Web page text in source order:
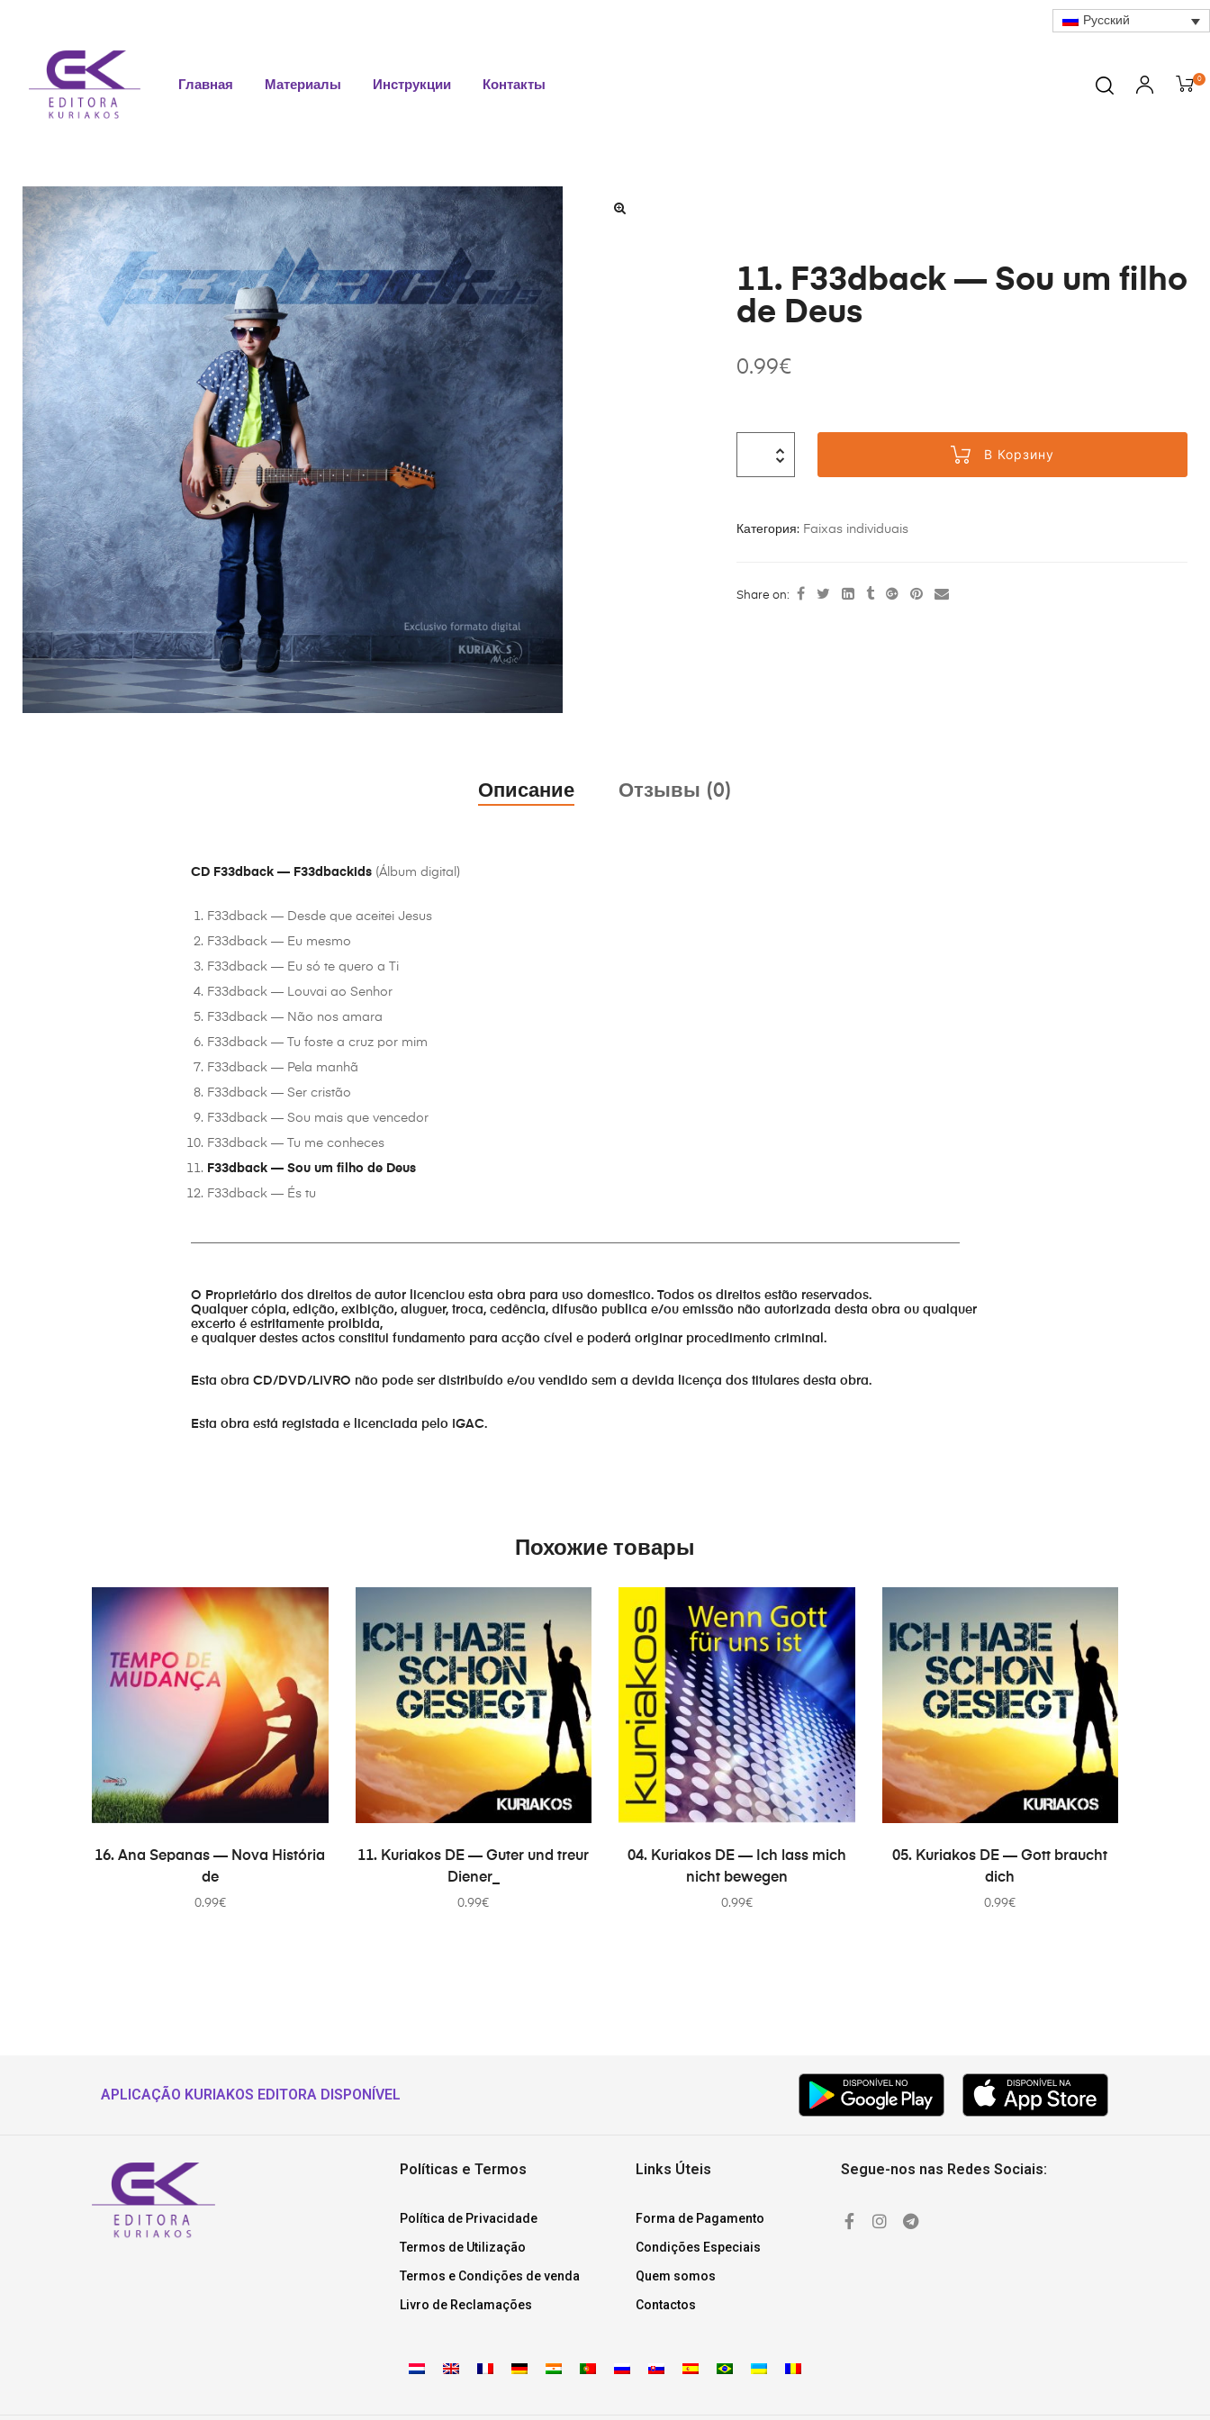
Русский
Главная Материалы Инструкции Контакты 0
11. F33dback — Sou um filho
de Deus
0.99€
В Корзину
Категория: Faixas individuais
Share on:
Описание Отзывы (0)
CD F33dback — F33dbackids (Álbum digital)
F33dback — Desde que aceitei Jesus
F33dback — Eu mesmo
F33dback — Eu só te quero a Ti
F33dback — Louvai ao Senhor
F33dback — Não nos amara
F33dback — Tu foste a cruz por mim
F33dback — Pela manhã
F33dback — Ser cristão
F33dback — Sou mais que vencedor
F33dback — Tu me conheces
F33dback — Sou um filho de Deus
F33dback — És tu
O Proprietário dos direitos de autor licenciou esta obra para uso domestico. Todos os direitos estão reservados.
Qualquer cópia, edição, exibição, aluguer, troca, cedência, difusão publica e/ou emissão não autorizada desta obra ou qualquer
excerto é estritamente proibida,
e qualquer destes actos constitui fundamento para acção cível e poderá originar procedimento criminal.
Esta obra CD/DVD/LIVRO não pode ser distribuído e/ou vendido sem a devida licença dos titulares desta obra.
Esta obra está registada e licenciada pelo IGAC.
Похожие товары
В КОРЗИНУ
16. Ana Sepanas — Nova História
de
0.99€
В КОРЗИНУ
11. Kuriakos DE — Guter und treur
Diener_
0.99€
В КОРЗИНУ
04. Kuriakos DE — Ich lass mich
nicht bewegen
0.99€
В КОРЗИНУ
05. Kuriakos DE — Gott braucht
dich
0.99€
APLICAÇÃO KURIAKOS EDITORA DISPONÍVEL
Políticas e Termos
Política de Privacidade
Termos de Utilização
Termos e Condições de venda
Livro de Reclamações
Links Úteis
Forma de Pagamento
Condições Especiais
Quem somos
Contactos
Segue-nos nas Redes Sociais: